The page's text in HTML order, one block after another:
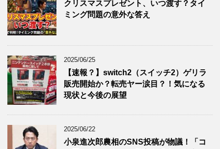
クリスマスプレゼント、いつ渡す？タイ
ミング問題の意外な答え
2025/06/25
【速報？】switch2（スイッチ2）ゲリラ
販売開始か？転売ヤー涙目？！気になる
現状と今後の展望
2025/06/22
小泉進次郎農相のSNS投稿が物議！「コ